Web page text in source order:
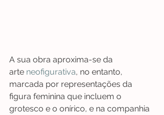
A sua obra aproxima-se da
arte neofigurativa, no entanto,
marcada por representações da
figura feminina que incluem o
grotesco e o onírico, e na companhia